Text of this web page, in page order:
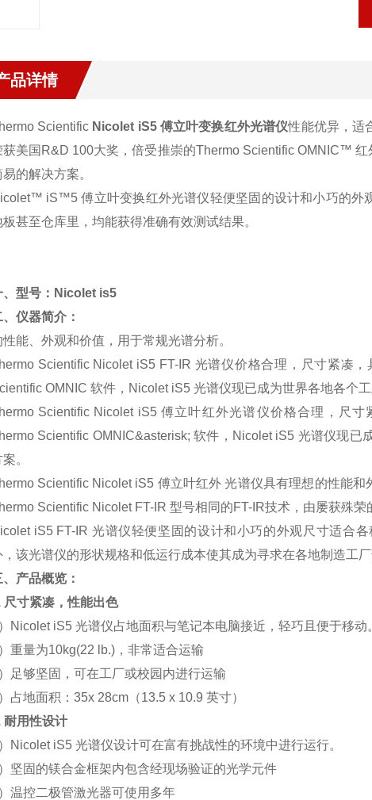
品详情
Scientific Nicolet iS5 傅立叶变换红外光谱仪性能优异，适
获美国R&D 100大奖，倍受推崇的Thermo Scientific OMNIC™
易的解决方案。
iS™5 傅立叶变换红外光谱仪轻便坚固的设计和小巧的外
板甚至仓库里，均能获得准确有效测试结果。
、型号： Nicolet is5
、仪器简介：
性能、外观和价值，用于常规光谱分析。
Scientific Nicolet iS5 FT-IR 光谱仪价格合理，尺寸紧凑
OMNIC 软件，Nicolet iS5 光谱仪现已成为世界各地各个
Scientific Nicolet iS5 傅立叶红外光谱仪价格合理，尺
Scientific OMNIC&asterisk; 软件，Nicolet iS5 光谱仪现
。
Scientific Nicolet iS5 傅立叶红外 光谱仪具有理想的性能
Scientific Nicolet FT-IR 型号相同的FT-IR技术，由屡获殊荣
iS5 FT-IR 光谱仪轻便坚固的设计和小巧的外观尺寸适合
，该光谱仪的形状规格和低运行成本使其成为寻求在各地制造工
、产品概览：
尺寸紧凑，性能出色
Nicolet iS5 光谱仪占地面积与笔记本电脑接近，轻巧且便于移动
重量为10kg(22 lb.)，非常适合运输
足够坚固，可在工厂或校园内进行运输
占地面积：35x 28cm（13.5 x 10.9 英寸）
耐用性设计
Nicolet iS5 光谱仪设计可在富有挑战性的环境中进行运行。
坚固的镁合金框架内包含经现场验证的光学元件
温控二极管激光器可使用多年